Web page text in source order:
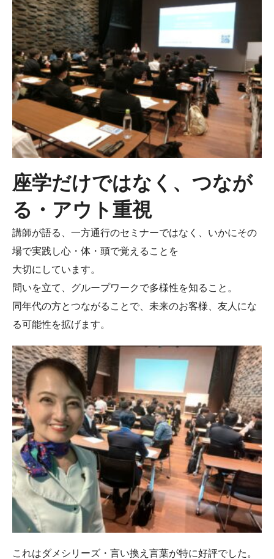
座学だけではなく、つなが
る・アウト重視
講師が語る、一方通行のセミナーではなく、いかにその
場で実践し心・体・頭で覚えることを
大切にしています。
問いを立て、グループワークで多様性を知ること。
同年代の方とつながることで、未来のお客様、友人にな
る可能性を拡げます。
これはダメシリーズ・言い換え言葉が特に好評でした。